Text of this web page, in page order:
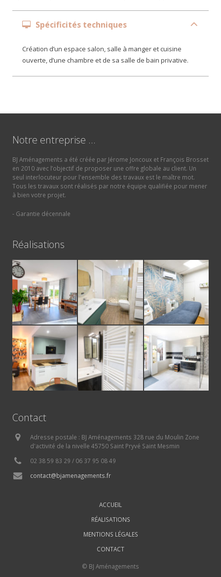
Spécificités techniques
Création d’un espace salon, salle à manger et cuisine
ouverte, d’une chambre et de sa salle de bain privative.
Notre entreprise …
BJ Aménagements a été créée par Jérome Joncoux et François Brosset
en 2010 avec l’objectif de proposer une offre globale au client. Un
seul interlocuteur pour l'ensemble des travaux est le maître mot.
Tous les travaux sont réalisés par notre équipe qualifiée pour mener
à bien votre projet.
- Garantie décennale
Réalisations
Contact
Adresse postale : BJ Aménagements 328 rue du Moulin Zone
d'activité de la nivelle 45750 Saint Pryvé Saint Mesmin
02 38 59 83 29 / 06 37 95 08 49
contact@bjamenagements.fr
ACCUEIL
RÉALISATIONS
MENTIONS LÉGALES
CONTACT
© BJ Aménagements